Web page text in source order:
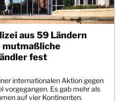
aus 59 Ländern
fest
internationalen Aktion gegen
vorgegangen. Es gab mehr als
auf vier Kontinenten.